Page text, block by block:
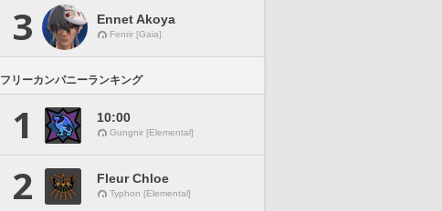
3 Ennet Akoya
Fenrir [Gaia]
フリーカンパニーランキング
1 10:00
Gungnir [Elemental]
2 Fleur Chloe
Typhon [Elemental]